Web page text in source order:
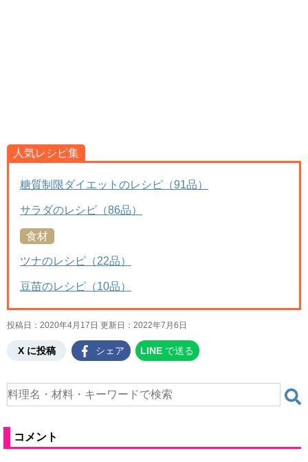
人気レシピ集
糖質制限ダイエットのレシピ（91品）
サラダのレシピ（86品）
食材
ツナのレシピ（22品）
豆苗のレシピ（10品）
投稿日：2020年4月17日 更新日： 2022年7月6日
X に投稿 シェア LINE で送る
コメント